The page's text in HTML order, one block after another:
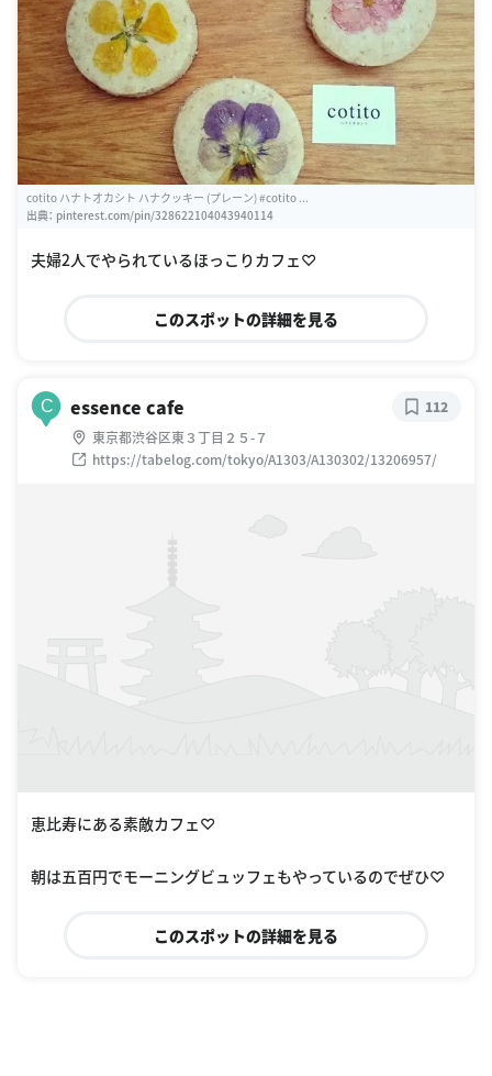
cotito ハナトオカシト ハナクッキー (プレーン) #cotito ...
出典： pinterest.com/pin/328622104043940114
夫婦2人でやられているほっこりカフェ♡
このスポットの詳細を見る
C essence cafe
東京都渋谷区東３丁目２５-７
https://tabelog.com/tokyo/A1303/A130302/13206957/
112
恵比寿にある素敵カフェ♡
朝は五百円でモーニングビュッフェもやっているのでぜひ♡
このスポットの詳細を見る